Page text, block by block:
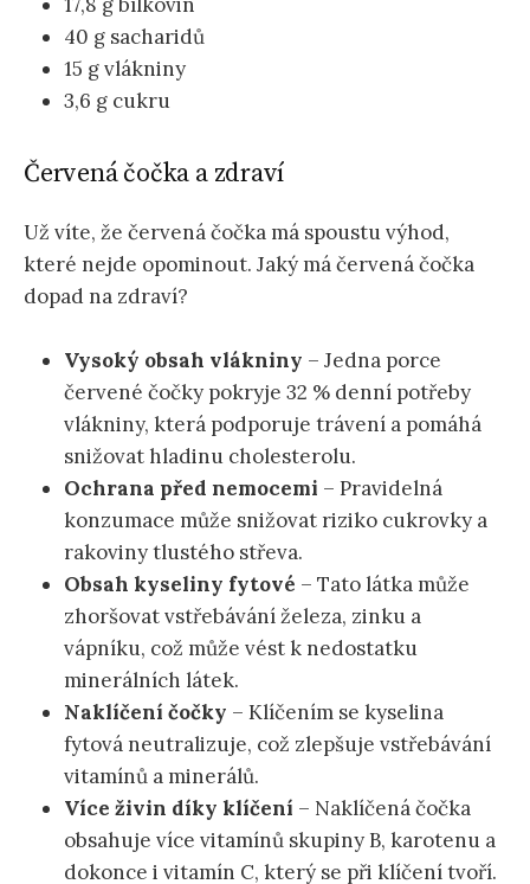
40 g sacharidů
15 g vlákniny
3,6 g cukru
Červená čočka a zdraví
Už víte, že červená čočka má spoustu výhod,
které nejde opominout. Jaký má červená čočka
dopad na zdraví?
Vysoký obsah vlákniny – Jedna porce
červené čočky pokryje 32 % denní potřeby
vlákniny, která podporuje trávení a pomáhá
snižovat hladinu cholesterolu.
Ochrana před nemocemi – Pravidelná
konzumace může snižovat riziko cukrovky a
rakoviny tlustého střeva.
Obsah kyseliny fytové – Tato látka může
zhoršovat vstřebávání železa, zinku a
vápníku, což může vést k nedostatku
minerálních látek.
Naklíčení čočky – Klíčením se kyselina
fytová neutralizuje, což zlepšuje vstřebávání
vitamínů a minerálů.
Více živin díky klíčení – Naklíčená čočka
obsahuje více vitamínů skupiny B, karotenu a
dokonce i vitamín C, který se při klíčení tvoří.